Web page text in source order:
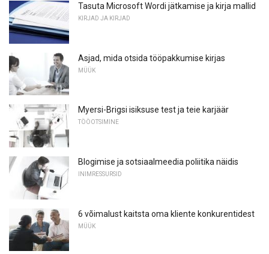
Tasuta Microsoft Wordi jätkamise ja kirja mallid
KIRJAD JA KIRJAD
Asjad, mida otsida tööpakkumise kirjas
MÜÜK
Myersi-Brigsi isiksuse test ja teie karjäär
TÖÖOTSIMINE
Blogimise ja sotsiaalmeedia poliitika näidis
INIMRESSURSID
6 võimalust kaitsta oma kliente konkurentidest
MÜÜK